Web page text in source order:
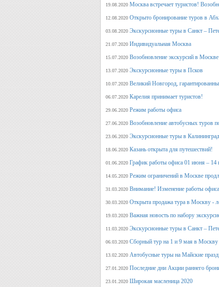
19.08.2020 Москва встречает туристов!
12.08.2020 Открыто бронирование туров в
03.08.2020 Экскурсионные туры в Санкт –
21.07.2020 Индивидуальная Москва
15.07.2020 Возобновление экскурсий в
13.07.2020 Экскурсионные туры в Псков
10.07.2020 Великий Новгород,
06.07.2020 Карелия принимает туристов!
29.06.2020 Режим работы офиса
27.06.2020 Возобновление автобусных туров
23.06.2020 Экскурсионные туры в
18.06.2020 Казань открыта для путешествий!
01.06.2020 График работы офиса 01 июня – 14
14.05.2020 Режим ограничений в Москве
31.03.2020 Внимание! Изменение работы
30.03.2020 Открыта продажа тура в Москву -
19.03.2020 Важная новость по набору
11.03.2020 Экскурсионные туры в Санкт –
06.03.2020 Сборный тур на 1 и 9 мая в Москву
13.02.2020 Автобусные туры на Майские
27.01.2020 Последние дни Акции раннего
23.01.2020 Широкая масленица 2020